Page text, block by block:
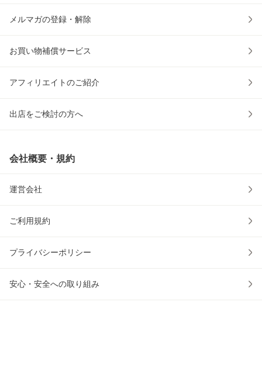
メルマガの登録・解除
お買い物補償サービス
アフィリエイトのご紹介
出店をご検討の方へ
会社概要・規約
運営会社
ご利用規約
プライバシーポリシー
安心・安全への取り組み